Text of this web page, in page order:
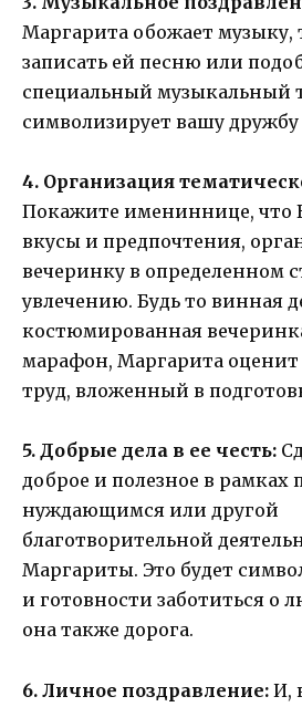
Маргарита обожает музыку,
записать ей песню или
специальный музыкальный
символизирует вашу дружбу
4. Организация
Покажите имениннице, что
вкусы и предпочтения,
вечеринку в определенном
увлечению. Будь то винная
костюмированная
марафон, Маргарита
труд, вложенный в
5. Добрые дела в ее честь:
доброе и полезное в
нуждающимся или другой
благотворительной
Маргариты. Это будет
и готовности заботиться о
она также дорога.
6. Личное поздравление: И,